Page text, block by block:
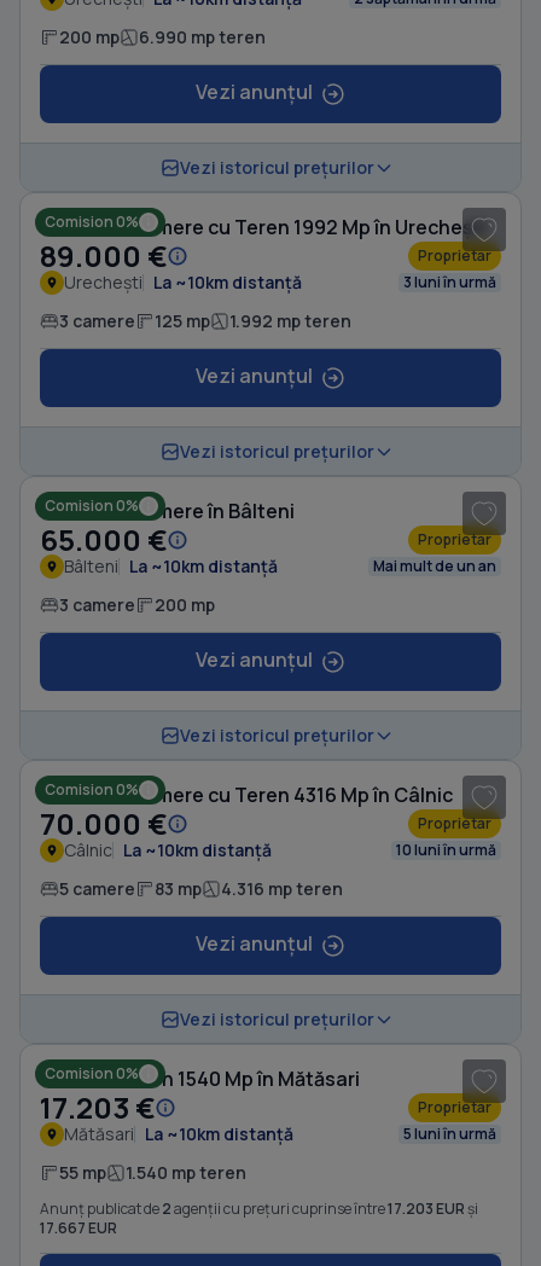
200 mp 6.990 mp teren
Vezi anunțul
Vezi istoricul prețurilor
Comision 0%
Casă cu 3 camere cu Teren 1992 Mp în Urechești
89.000 € Proprietar
Urechești La ~10km distanță 3 luni în urmă
3 camere 125 mp 1.992 mp teren
Vezi anunțul
Vezi istoricul prețurilor
Comision 0%
Casă cu 3 camere în Bâlteni
65.000 € Proprietar
Bâlteni La ~10km distanță Mai mult de un an
3 camere 200 mp
Vezi anunțul
Vezi istoricul prețurilor
Comision 0%
Casă cu 5 camere cu Teren 4316 Mp în Câlnic
70.000 € Proprietar
Câlnic La ~10km distanță 10 luni în urmă
5 camere 83 mp 4.316 mp teren
Vezi anunțul
Vezi istoricul prețurilor
Comision 0%
Casă cu Teren 1540 Mp în Mătăsari
17.203 € Proprietar
Mătăsari La ~10km distanță 5 luni în urmă
55 mp 1.540 mp teren
Anunț publicat de2agenții cu prețuri cuprinse între17.203 EURși
17.667 EUR